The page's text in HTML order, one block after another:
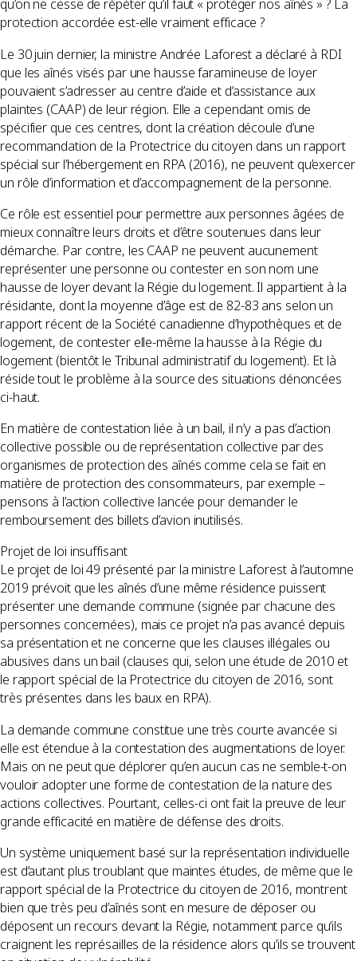
qu’on ne cesse de répéter qu’il faut « protéger nos aînés » ? La
protection accordée est-elle vraiment efficace ?
Le 30 juin dernier, la ministre Andrée Laforest a déclaré à RDI
que les aînés visés par une hausse faramineuse de loyer
pouvaient s’adresser au centre d’aide et d’assistance aux
plaintes (CAAP) de leur région. Elle a cependant omis de
spécifier que ces centres, dont la création découle d’une
recommandation de la Protectrice du citoyen dans un rapport
spécial sur l’hébergement en RPA (2016), ne peuvent qu’exercer
un rôle d’information et d’accompagnement de la personne.
Ce rôle est essentiel pour permettre aux personnes âgées de
mieux connaître leurs droits et d’être soutenues dans leur
démarche. Par contre, les CAAP ne peuvent aucunement
représenter une personne ou contester en son nom une
hausse de loyer devant la Régie du logement. Il appartient à la
résidante, dont la moyenne d’âge est de 82-83 ans selon un
rapport récent de la Société canadienne d’hypothèques et de
logement, de contester elle-même la hausse à la Régie du
logement (bientôt le Tribunal administratif du logement). Et là
réside tout le problème à la source des situations dénoncées
ci-haut.
En matière de contestation liée à un bail, il n’y a pas d’action
collective possible ou de représentation collective par des
organismes de protection des aînés comme cela se fait en
matière de protection des consommateurs, par exemple –
pensons à l’action collective lancée pour demander le
remboursement des billets d’avion inutilisés.
Projet de loi insuffisant
Le projet de loi 49 présenté par la ministre Laforest à l’automne
2019 prévoit que les aînés d’une même résidence puissent
présenter une demande commune (signée par chacune des
personnes concernées), mais ce projet n’a pas avancé depuis
sa présentation et ne concerne que les clauses illégales ou
abusives dans un bail (clauses qui, selon une étude de 2010 et
le rapport spécial de la Protectrice du citoyen de 2016, sont
très présentes dans les baux en RPA).
La demande commune constitue une très courte avancée si
elle est étendue à la contestation des augmentations de loyer.
Mais on ne peut que déplorer qu’en aucun cas ne semble-t-on
vouloir adopter une forme de contestation de la nature des
actions collectives. Pourtant, celles-ci ont fait la preuve de leur
grande efficacité en matière de défense des droits.
Un système uniquement basé sur la représentation individuelle
est d’autant plus troublant que maintes études, de même que le
rapport spécial de la Protectrice du citoyen de 2016, montrent
bien que très peu d’aînés sont en mesure de déposer ou
déposent un recours devant la Régie, notamment parce qu’ils
craignent les représailles de la résidence alors qu’ils se trouvent